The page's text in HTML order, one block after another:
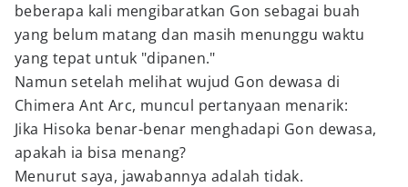
beberapa kali mengibaratkan Gon sebagai buah
yang belum matang dan masih menunggu waktu
yang tepat untuk "dipanen."
Namun setelah melihat wujud Gon dewasa di
Chimera Ant Arc, muncul pertanyaan menarik:
Jika Hisoka benar-benar menghadapi Gon dewasa,
apakah ia bisa menang?
Menurut saya, jawabannya adalah tidak.